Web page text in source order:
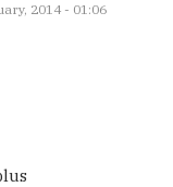
2014 - 01:06